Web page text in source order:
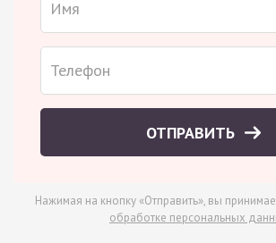
ОТПРАВИТЬ
Нажимая на кнопку «Отправить», вы
обработке персональных